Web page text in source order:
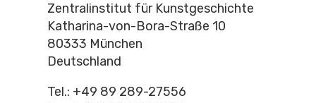
Zentralinstitut für Kunstgeschichte
Katharina-von-Bora-Straße 10
80333 München
Deutschland
Tel.: +49 89 289-27556